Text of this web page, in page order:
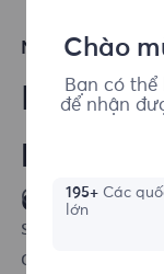
Ngôn ngữ
Dễ
pháp
án của
Chúng tôi
sản phẩm của
cạo của bạn
Chào
Bạn có
để nhận
195+Các
lớn